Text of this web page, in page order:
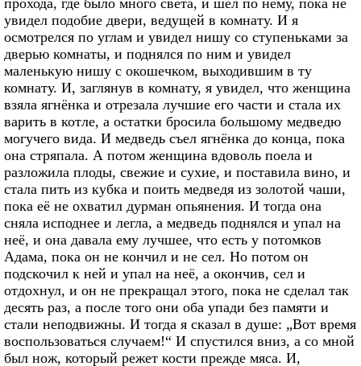
увидел подобие двери, ведущей в комнату. И я
осмотрелся по углам и увидел нишу со ступеньками за
дверью комнаты, и поднялся по ним и увидел
маленькую нишу с окошечком, выходившим в ту
комнату. И, заглянув в комнату, я увидел, что женщина
взяла ягнёнка и отрезала лучшие его части и стала их
варить в котле, а остатки бросила большому медведю
могучего вида. И медведь съел ягнёнка до конца, пока
она стряпала. А потом женщина вдоволь поела и
разложила плоды, свежие и сухие, и поставила вино, и
стала пить из кубка и поить медведя из золотой чаши,
пока её не охватил дурман опьянения. И тогда она
сняла исподнее и легла, а медведь поднялся и упал на
неё, и она давала ему лучшее, что есть у потомков
Адама, пока он не кончил и не сел. Но потом он
подскочил к ней и упал на неё, а окончив, сел и
отдохнул, и он не прекращал этого, пока не сделал так
десять раз, а после того они оба упади без памяти и
стали неподвижны. И тогда я сказал в душе: „Вот время
воспользоваться случаем!“ И спустился вниз, а со мной
был нож, который режет кости прежде мяса. И,